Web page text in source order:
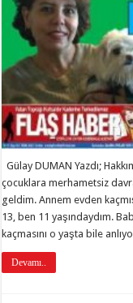
Gülay DUMAN Yazdı;
çocuklara merhametsiz
geldim. Annem evden
13, ben 11 yaşındaydım.
kaçmasını o yaşta bile
Devamı..